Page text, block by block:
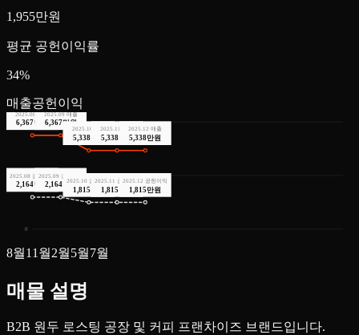
1,955만원
평균 공헌이익률
34%
매출공헌이익
0
3,639만
7,277만
2025.08 매출
6,367만원
2025.09 매출
6,367만원
2025. 10 매출
5,338만원
2025 매출
5,338만원
2025 12 매출
5,338만원
2025 .08 공헌이익
2,164만원
2025 09 공헌이익
2,164만원
2025. 10 공헌이익
1,815만원
2025 11 공헌이익
1,815만원
2025 12 공헌이익
1,815만원
8월11 월2월5월7월
매물 설명
B2B 원두 로스팅 공장 및 커피 프랜차이즈 브랜드입니다.